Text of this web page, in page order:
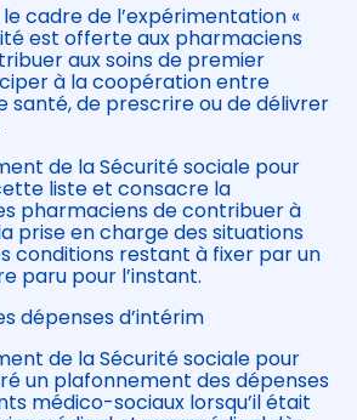
cadre de l’expérimentation «
est offerte aux pharmaciens
aux soins de premier
à la coopération entre
santé, de prescrire ou de délivrer
de la Sécurité sociale pour
liste et consacre la
pharmaciens de contribuer à
prise en charge des situations
conditions restant à fixer par un
paru pour l’instant.
dépenses d’intérim
de la Sécurité sociale pour
un plafonnement des dépenses
médico-sociaux lorsqu’il était